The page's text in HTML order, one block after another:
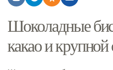
Шоколадные
какао и